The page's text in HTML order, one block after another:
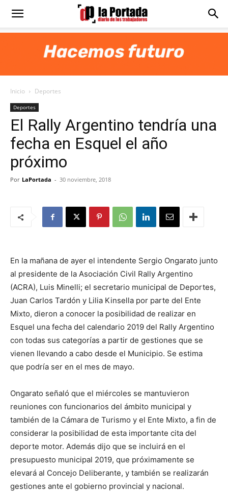
Diario
Portada
Inicio Deportes
Deportes
El Rally Argentino tendría una
fecha en Esquel el año
próximo
Por LaPortada - 30 noviembre, 2018
En la mañana de ayer el intendente Sergio Ongarato junto
al presidente de la Asociación Civil Rally Argentino
(ACRA), Luis Minelli; el secretario municipal de Deportes,
Juan Carlos Tardón y Lilia Kinsella por parte del Ente
Mixto, dieron a conocer la posibilidad de realizar en
Esquel una fecha del calendario 2019 del Rally Argentino
con todas sus categorías a partir de gestiones que se
vienen llevando a cabo desde el Municipio. Se estima
que podría ser en el mes de mayo.
Ongarato señaló que el miércoles se mantuvieron
reuniones con funcionarios del ámbito municipal y
también de la Cámara de Turismo y el Ente Mixto, a fin de
considerar la posibilidad de esta importante cita del
deporte motor. Además dijo que se incluirá en el
presupuesto municipal 2019, que próximamente se
elevará al Concejo Deliberante, y también se realizarán
gestiones ante el gobierno provincial y nacional.